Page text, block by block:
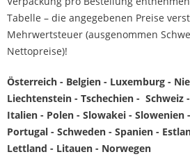
Tabelle – die angegebenen Preise
Mehrwertsteuer (ausgenommen
Nettopreise)!
Österreich - Belgien - Luxemburg -
Liechtenstein - Tschechien - Schweiz
Italien - Polen - Slowakei - Slowenien
Portugal - Schweden - Spanien -
Lettland - Litauen - Norwegen